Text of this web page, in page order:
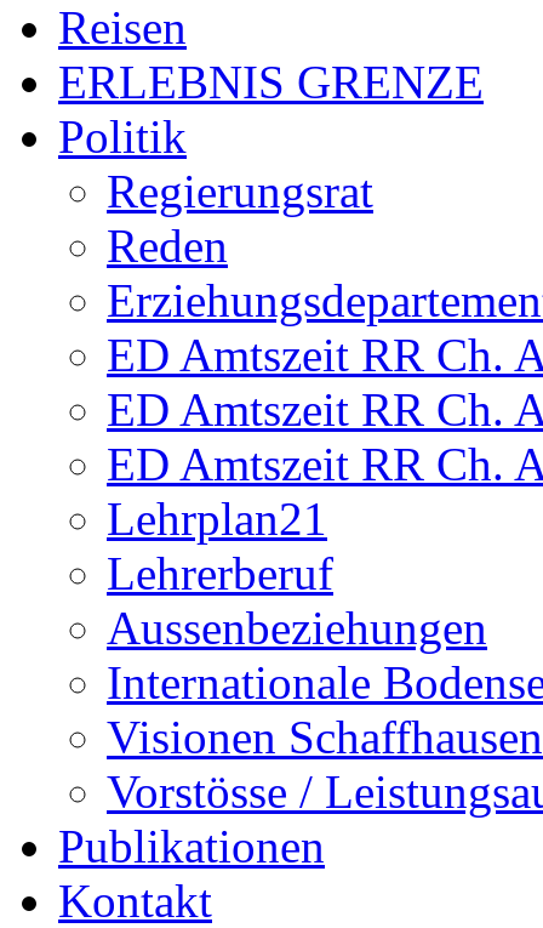
Reisen
ERLEBNIS GRENZE
Politik
Regierungsrat
Reden
ED Amtszeit RR Ch.
ED Amtszeit RR Ch.
ED Amtszeit RR Ch.
Lehrplan21
Lehrerberuf
Aussenbeziehungen
Internationale
Visionen Schaffhausen
Vorstösse /
Publikationen
Kontakt